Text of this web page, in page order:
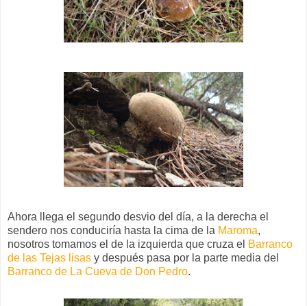
Ahora llega el segundo desvio del día, a la derecha el
sendero nos conduciría hasta la cima de la Maroma,
nosotros tomamos el de la izquierda que cruza el Barranco
de las Tejas lisas y después pasa por la parte media del
Barranco de La Cueva de Don Pedro.